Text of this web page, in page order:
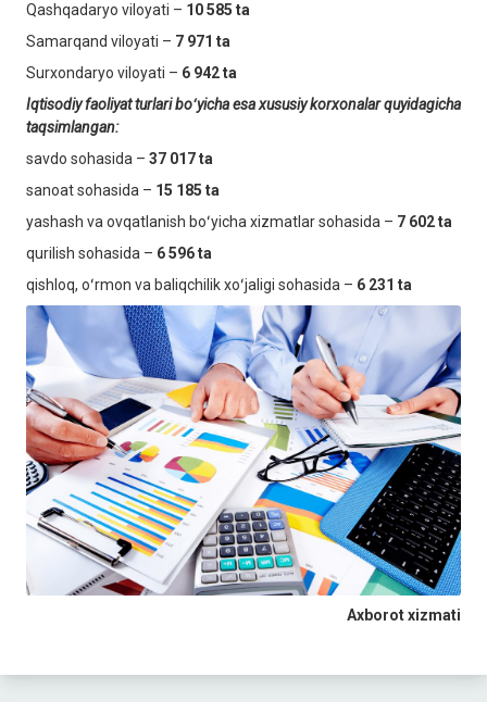
Qashqadaryo viloyati – 10 585 ta
Samarqand viloyati – 7 971 ta
Surxondaryo viloyati – 6 942 ta
Iqtisodiy faoliyat turlari boʻyicha esa xususiy korxonalar quyidagicha
taqsimlangan:
savdo sohasida – 37 017 ta
sanoat sohasida – 15 185 ta
yashash va ovqatlanish boʻyicha xizmatlar sohasida – 7 602 ta
qurilish sohasida – 6 596 ta
qishloq, oʻrmon va baliqchilik xoʻjaligi sohasida – 6 231 ta
Axborot xizmati